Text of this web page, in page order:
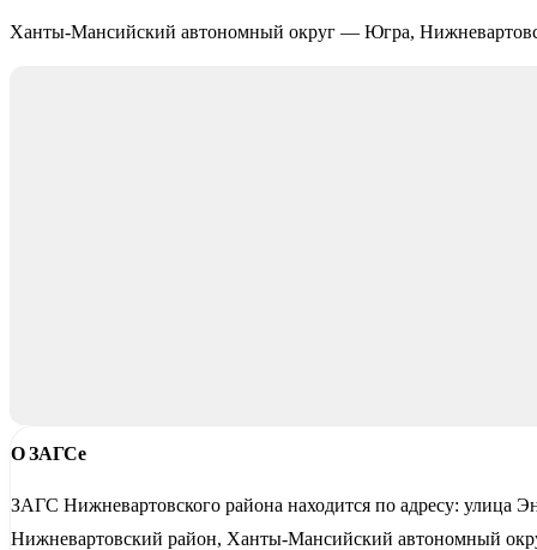
Ханты-Мансийский автономный округ — Югра,
О ЗАГСе
ЗАГС Нижневартовского района находится по адресу: улица
Нижневартовский район, Ханты-Мансийский автономный